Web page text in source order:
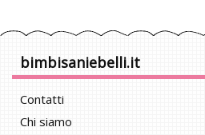
bimbisaniebelli.it
Contatti
Chi siamo